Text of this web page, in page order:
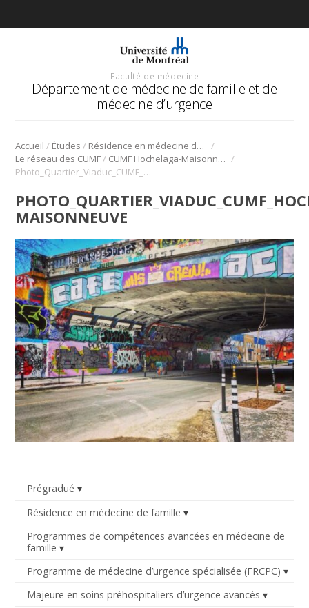
Faculté de médecine
Département de médecine de famille et de
médecine d’urgence
Accueil / Études / Résidence en médecine de famille
/
Le réseau des CUMF/ CUMF Hochelaga-Maisonneuve /
Photo_Quartier_Viaduc_CUMF_Hochelaga-Maisonneuve
Prégradué
Résidence en médecine de famille
Programmes de compétences avancées en médecine de
famille
Programme de médecine d’urgence spécialisée (FRCPC)
Majeure en soins préhospitaliers d’urgence avancés
MAISONNEUVE